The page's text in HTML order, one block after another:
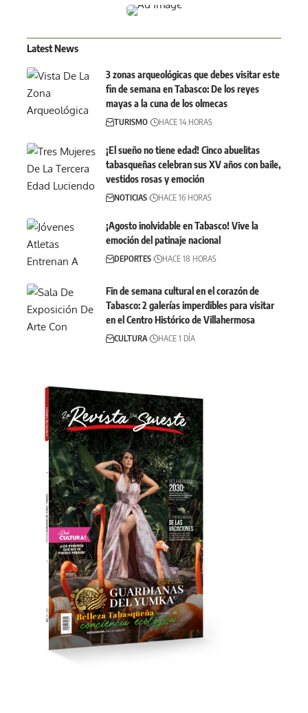
Latest News
3 zonas arqueológicas que debes visitar este
fin de semana en Tabasco: De los reyes
mayas a la cuna de los olmecas
TURISMO HACE 14 HORAS
¡El sueño no tiene edad! Cinco abuelitas
tabasqueñas celebran sus XV años con baile,
vestidos rosas y emoción
NOTICIAS HACE 16 HORAS
¡Agosto inolvidable en Tabasco! Vive la
emoción del patinaje nacional
DEPORTES HACE 18 HORAS
Fin de semana cultural en el corazón de
Tabasco: 2 galerías imperdibles para visitar
en el Centro Histórico de Villahermosa
CULTURA HACE 1 DÍA